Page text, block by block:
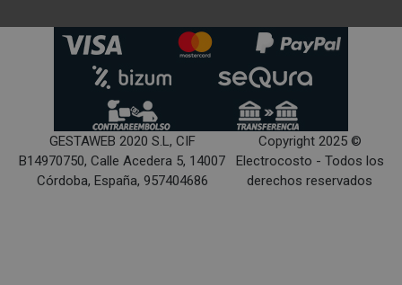
GESTAWEB 2020 S.L, CIF
B14970750, Calle Acedera 5, 14007
Córdoba, España, 957404686
Copyright 2025 ©
Electrocosto - Todos los
derechos reservados